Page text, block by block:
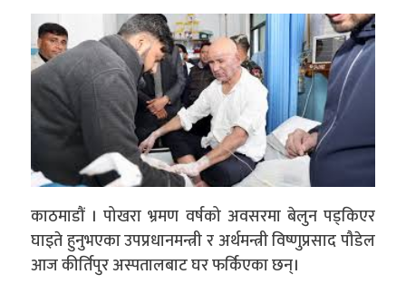
काठमाडौं । पोखरा भ्रमण वर्षको अवसरमा बेलुन पड्किएर
घाइते हुनुभएका उपप्रधानमन्त्री र अर्थमन्त्री विष्णुप्रसाद पौडेल
आज कीर्तिपुर अस्पतालबाट घर फर्किएका छन्।